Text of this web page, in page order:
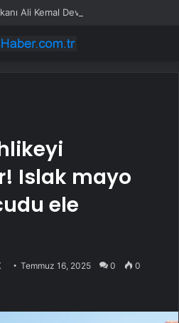
Islak mayo
ele
Temmuz 16, 2025 0 0